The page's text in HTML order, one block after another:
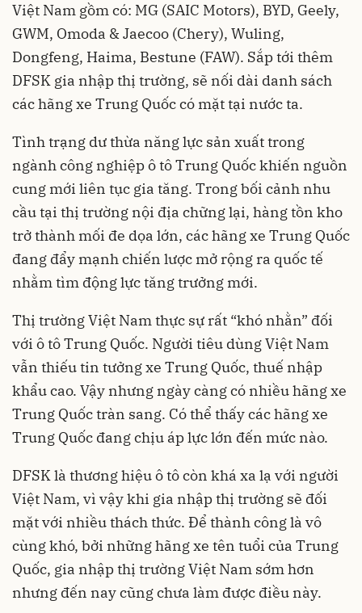
Việt Nam gồm có: MG (SAIC Motors), BYD, Geely,
GWM, Omoda & Jaecoo (Chery), Wuling,
Dongfeng, Haima, Bestune (FAW). Sắp tới thêm
DFSK gia nhập thị trường, sẽ nối dài danh sách
các hãng xe Trung Quốc có mặt tại nước ta.
Tình trạng dư thừa năng lực sản xuất trong
ngành công nghiệp ô tô Trung Quốc khiến nguồn
cung mới liên tục gia tăng. Trong bối cảnh nhu
cầu tại thị trường nội địa chững lại, hàng tồn kho
trở thành mối đe dọa lớn, các hãng xe Trung Quốc
đang đẩy mạnh chiến lược mở rộng ra quốc tế
nhằm tìm động lực tăng trưởng mới.
Thị trường Việt Nam thực sự rất “khó nhằn” đối
với ô tô Trung Quốc. Người tiêu dùng Việt Nam
vẫn thiếu tin tưởng xe Trung Quốc, thuế nhập
khẩu cao. Vậy nhưng ngày càng có nhiều hãng xe
Trung Quốc tràn sang. Có thể thấy các hãng xe
Trung Quốc đang chịu áp lực lớn đến mức nào.
DFSK là thương hiệu ô tô còn khá xa lạ với người
Việt Nam, vì vậy khi gia nhập thị trường sẽ đối
mặt với nhiều thách thức. Để thành công là vô
cùng khó, bởi những hãng xe tên tuổi của Trung
Quốc, gia nhập thị trường Việt Nam sớm hơn
nhưng đến nay cũng chưa làm được điều này.